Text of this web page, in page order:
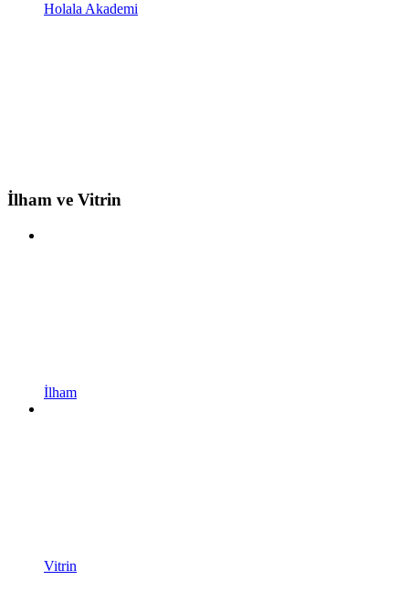
Holala Akademi
İlham ve Vitrin
İlham
Vitrin